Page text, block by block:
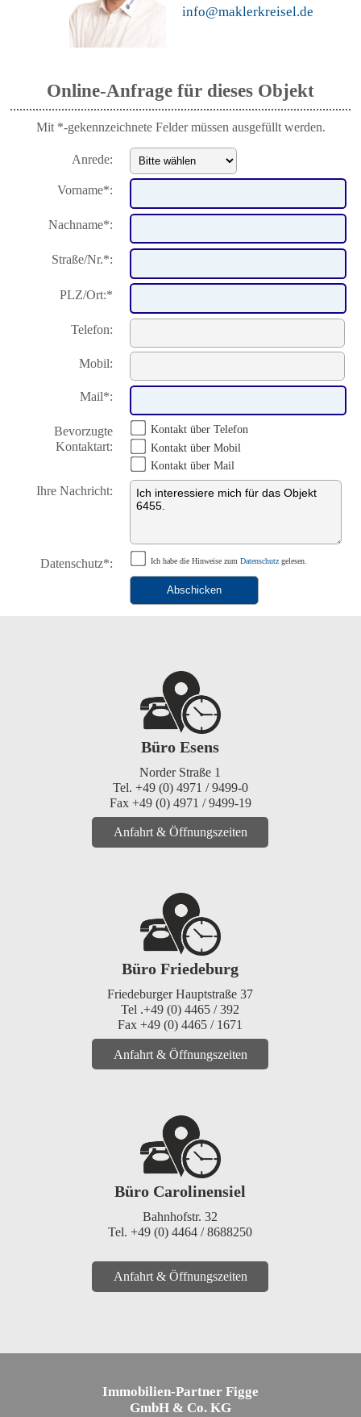
info@maklerkreisel.de
Online-Anfrage für dieses Objekt
Mit *-gekennzeichnete Felder müssen ausgefüllt werden.
Anrede:
Vorname*:
Nachname*:
Straße/Nr.*:
PLZ/Ort:*
Telefon:
Mobil:
Mail*:
Bevorzugte
Kontaktart:
Kontakt über Telefon
Kontakt über Mobil
Kontakt über Mail
Ihre Nachricht:
Datenschutz*: Ich habe die Hinweise zumDatenschutz gelesen.
Büro Esens
Norder Straße 1
Tel. +49 (0) 4971 / 9499-0
Fax +49 (0) 4971 / 9499-19
Anfahrt & Öffnungszeiten
Büro Friedeburg
Friedeburger Hauptstraße 37
Tel .+49 (0) 4465 / 392
Fax +49 (0) 4465 / 1671
Anfahrt & Öffnungszeiten
Büro Carolinensiel
Bahnhofstr. 32
Tel. +49 (0) 4464 / 8688250
Anfahrt & Öffnungszeiten
Immobilien-Partner Figge
GmbH & Co. KG